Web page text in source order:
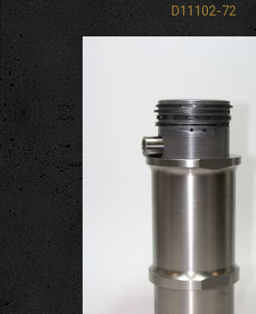
D11102-72